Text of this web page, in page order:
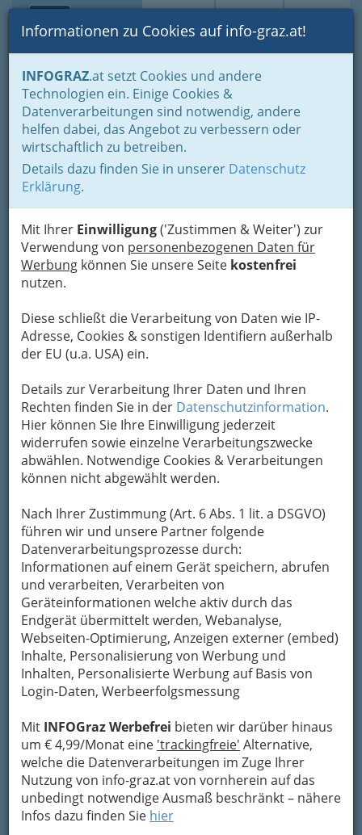
Suche Login Toggle
Informationen zu Cookies auf info-graz.at!
INFOGRAZ.at setzt Cookies und andere
Technologien ein. Einige Cookies &
Datenverarbeitungen sind notwendig, andere
helfen dabei, das Angebot zu verbessern oder
wirtschaftlich zu betreiben.
Details dazu finden Sie in unserer Datenschutz
Erklärung.
Mit Ihrer Einwilligung('Zustimmen & Weiter') zur
Verwendung von personenbezogenen Daten für
Werbung können Sie unsere Seite kostenfrei
nutzen.
Diese schließt die Verarbeitung von Daten wie IP-
Adresse, Cookies & sonstigen Identifiern außerhalb
der EU (u.a. USA) ein.
Details zur Verarbeitung Ihrer Daten und Ihren
Rechten finden Sie in der Datenschutzinformation.
Hier können Sie Ihre Einwilligung jederzeit
widerrufen sowie einzelne Verarbeitungszwecke
abwählen. Notwendige Cookies & Verarbeitungen
können nicht abgewählt werden.
Nach Ihrer Zustimmung (Art. 6 Abs. 1 lit. a DSGVO)
führen wir und unsere Partner folgende
Datenverarbeitungsprozesse durch:
Informationen auf einem Gerät speichern, abrufen
und verarbeiten, Verarbeiten von
Geräteinformationen welche aktiv durch das
Endgerät übermittelt werden, Webanalyse,
Webseiten-Optimierung, Anzeigen externer (embed)
Inhalte, Personalisierung von Werbung und
Inhalten, Personalisierte Werbung auf Basis von
Login-Daten, Werbeerfolgsmessung
Mit INFOGraz Werbefrei bieten wir darüber hinaus
um € 4,99/Monat eine 'trackingfreie' Alternative,
welche die Datenverarbeitungen im Zuge Ihrer
Nutzung von info-graz.at von vornherein auf das
unbedingt notwendige Ausmaß beschränkt – nähere
Infos dazu finden Sie hier
Home
Fotos
Jänner bis Dezember - nach Monaten und Halbjahren gruppiert
November 2014
Thinking Pieces 2014
Die Sámaheydi Sisters mit 'Thinking Pieces 2014' im Forum
Stadtpark - 001
Vergrößern
Previous
Die Sámaheydi Sisters mit
"Thinking Pieces 2014"
im Forum Stadtpark am 27.
November 2014